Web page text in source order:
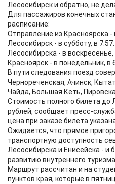
Лесосибирск и обратно, не
Для пассажиров конечных
расписание:
Отправление из Красноярска -
Лесосибирск - в субботу, в
Лесосибирска - в
Красноярск - в понедельник, в
В пути следования поезд
Чернореченская, Ачинск,
Чайда, Большая Кеть,
Стоимость полного билета до
рублей, сообщает пресс-
цена при заказе билета
Ожидается, что прямое
транспортную доступность
Лесосибирска и Енисейска - и
развитию внутреннего туризма.
Маршрут рассчитан и на
пунктов края, которые в